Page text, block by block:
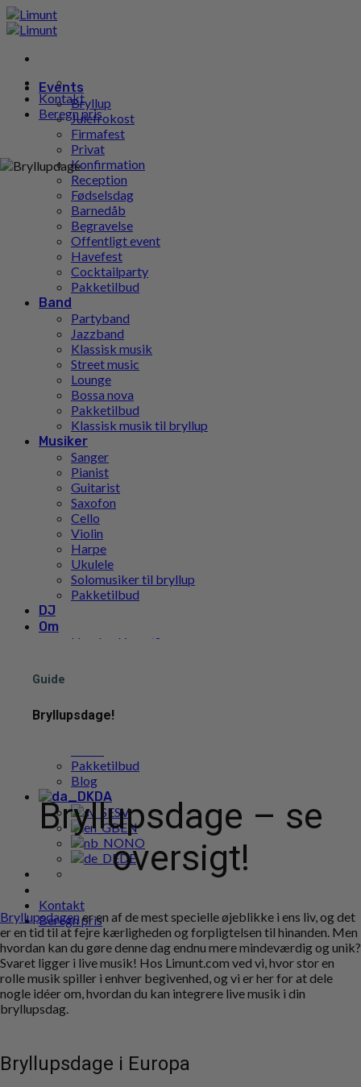
Gå
til
Events
Bryllup
Julefrokost
Firmafest
Privat
Konfirmation
Reception
Fødselsdag
Barnedåb
Begravelse
Offentligt event
Havefest
Cocktailparty
Pakketilbud
Band
Partyband
Jazzband
Klassisk musik
Street music
Lounge
Bossa nova
Pakketilbud
Klassisk musik til bryllup
Musiker
Sanger
Pianist
Guitarist
Saxofon
Cello
Violin
Harpe
Ukulele
Solomusiker til bryllup
Pakketilbud
DJ
Om
Hvad er Limunt?
Inspiration
Pakketilbud
Blog
DA
SV
EN
NO
DE
Kontakt
Beregn pris
Kontakt
Beregn pris
Guide
Bryllupsdage!
Bryllupsdage – se
oversigt!
Bryllupsdagener en af de mest specielle øjeblikke i ens liv, og det
er en tid til at fejre kærligheden og forpligtelsen til hinanden. Men
hvordan kan du gøre denne dag endnu mere mindeværdig og unik?
Svaret ligger i live musik! Hos Limunt.com ved vi, hvor stor en
rolle musik spiller i enhver begivenhed, og vi er her for at dele
nogle idéer om, hvordan du kan integrere live musik i din
bryllupsdag.
Bryllupsdage i Europa